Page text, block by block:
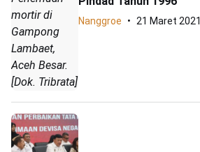
mortir di
Gampong
Lambaet,
Aceh Besar.
[Dok. Tribrata]
Nanggroe 21 Maret 2021